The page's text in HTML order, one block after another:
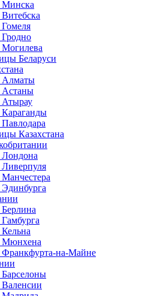
Минска
Беларуси
Алматы
Астаны
Казахстана
Мюнхена
на-Майне